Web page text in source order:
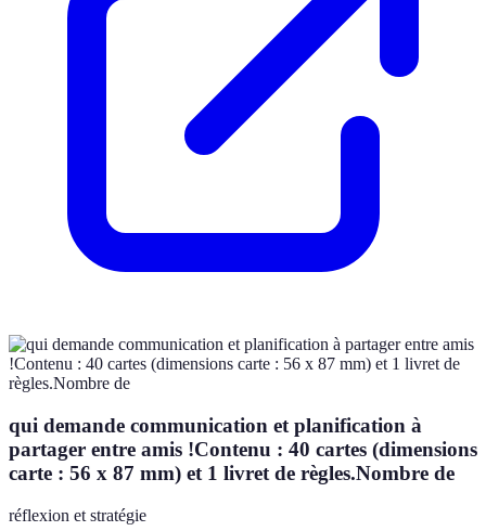
qui demande communication et planification à
partager entre amis !Contenu : 40 cartes (dimensions
carte : 56 x 87 mm) et 1 livret de règles.Nombre de
réflexion et stratégie